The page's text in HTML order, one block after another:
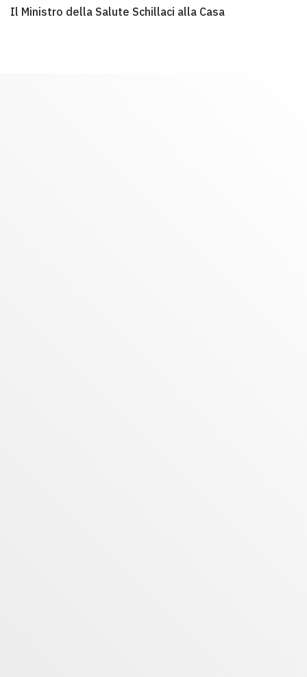
Il Ministro della Salute Schillaci alla Casa